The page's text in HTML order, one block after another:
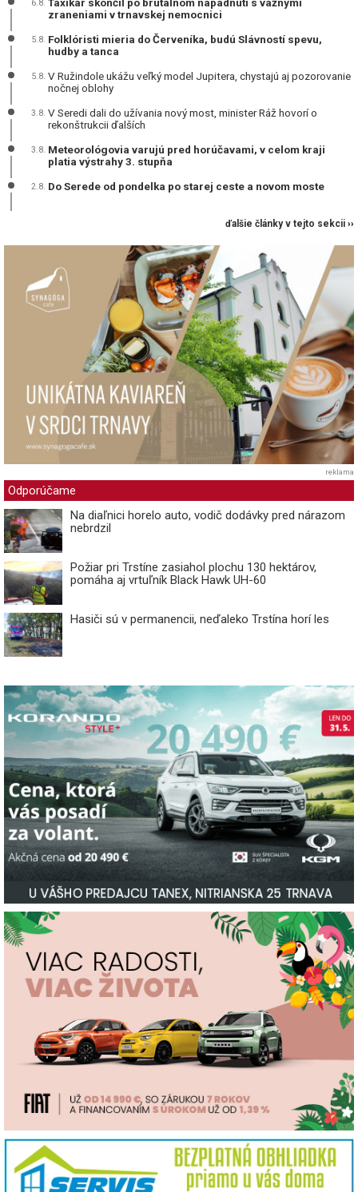
6.8.
zraneniami v trnavskej nemocnici
5.8. Folklóristi mieria do Červeníka, budú Slávností spevu,
hudby a tanca
5.8. V Ružindole ukážu veľký model Jupitera, chystajú aj pozorovanie
nočnej oblohy
3.8. V Seredi dali do užívania nový most, minister Ráž hovorí o
rekonštrukcii ďalších
3.8. Meteorológovia varujú pred horúčavami, v celom kraji
platia výstrahy 3. stupňa
2.8. Do Serede od pondelka po starej ceste a novom moste
ďalšie články v tejto sekcii ››
reklama
Odporúčame
Na diaľnici horelo auto, vodič dodávky pred nárazom
nebrdzil
Požiar pri Trstíne zasiahol plochu 130 hektárov,
pomáha aj vrtuľník Black Hawk UH-60
Hasiči sú v permanencii, neďaleko Trstína horí les